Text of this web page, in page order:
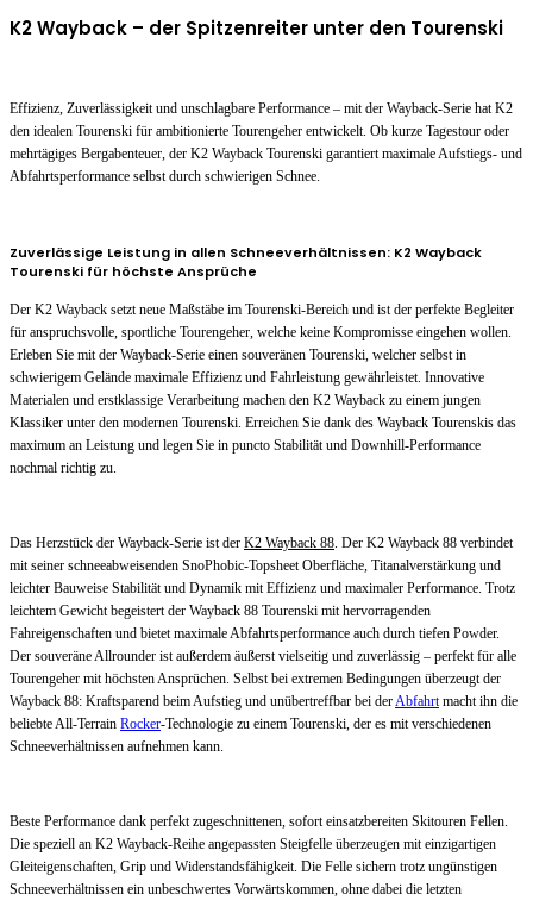
K2 Wayback – der Spitzenreiter unter den Tourenski
Effizienz, Zuverlässigkeit und unschlagbare Performance – mit der Wayback-Serie hat K2
den idealen Tourenski für ambitionierte Tourengeher entwickelt. Ob kurze Tagestour oder
mehrtägiges Bergabenteuer, der K2 Wayback Tourenski garantiert maximale Aufstiegs- und
Abfahrtsperformance selbst durch schwierigen Schnee.
Zuverlässige Leistung in allen Schneeverhältnissen: K2 Wayback
Tourenski für höchste Ansprüche
Der K2 Wayback setzt neue Maßstäbe im Tourenski-Bereich und ist der perfekte Begleiter
für anspruchsvolle, sportliche Tourengeher, welche keine Kompromisse eingehen wollen.
Erleben Sie mit der Wayback-Serie einen souveränen Tourenski, welcher selbst in
schwierigem Gelände maximale Effizienz und Fahrleistung gewährleistet. Innovative
Materialen und erstklassige Verarbeitung machen den K2 Wayback zu einem jungen
Klassiker unter den modernen Tourenski. Erreichen Sie dank des Wayback Tourenskis das
maximum an Leistung und legen Sie in puncto Stabilität und Downhill-Performance
nochmal richtig zu.
Das Herzstück der Wayback-Serie ist der K2 Wayback 88. Der K2 Wayback 88 verbindet
mit seiner schneeabweisenden SnoPhobic-Topsheet Oberfläche, Titanalverstärkung und
leichter Bauweise Stabilität und Dynamik mit Effizienz und maximaler Performance. Trotz
leichtem Gewicht begeistert der Wayback 88 Tourenski mit hervorragenden
Fahreigenschaften und bietet maximale Abfahrtsperformance auch durch tiefen Powder.
Der souveräne Allrounder ist außerdem äußerst vielseitig und zuverlässig – perfekt für alle
Tourengeher mit höchsten Ansprüchen. Selbst bei extremen Bedingungen überzeugt der
Wayback 88: Kraftsparend beim Aufstieg und unübertreffbar bei derAbfahrtmacht ihn die
beliebte All-Terrain Rocker-Technologie zu einem Tourenski, der es mit verschiedenen
Schneeverhältnissen aufnehmen kann.
Beste Performance dank perfekt zugeschnittenen, sofort einsatzbereiten Skitouren Fellen.
Die speziell an K2 Wayback-Reihe angepassten Steigfelle überzeugen mit einzigartigen
Gleiteigenschaften, Grip und Widerstandsfähigkeit. Die Felle sichern trotz ungünstigen
Schneeverhältnissen ein unbeschwertes Vorwärtskommen, ohne dabei die letzten